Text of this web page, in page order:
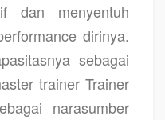
dan menyentuh
dirinya.
sebagai
trainer Trainer
narasumber